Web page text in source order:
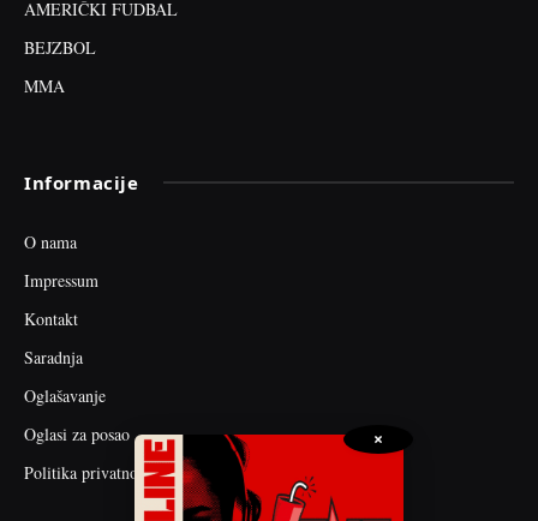
AMERIČKI FUDBAL
BEJZBOL
MMA
Informacije
O nama
Impressum
Kontakt
Saradnja
Oglašavanje
Oglasi za posao
Politika privatnosti
×